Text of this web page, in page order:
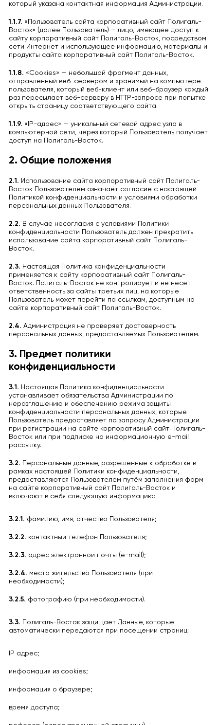
который указана контактная информация Администрации.
1.1.7. «Пользователь сайта корпоративный сайт Полигаль-
Восток» (далее Пользователь) – лицо, имеющее доступ к
сайту корпоративный сайт Полигаль-Восток, посредством
сети Интернет и использующее информацию, материалы и
продукты сайта корпоративный сайт Полигаль-Восток.
1.1.8. «Cookies» — небольшой фрагмент данных,
отправленный веб-сервером и хранимый на компьютере
пользователя, который веб-клиент или веб-браузер каждый
раз пересылает веб-серверу в HTTP-запросе при попытке
открыть страницу соответствующего сайта.
1.1.9. «IP-адрес» — уникальный сетевой адрес узла в
компьютерной сети, через который Пользователь получает
доступ на Полигаль-Восток.
2. Общие положения
2.1. Использование сайта корпоративный сайт Полигаль-
Восток Пользователем означает согласие с настоящей
Политикой конфиденциальности и условиями обработки
персональных данных Пользователя.
2.2. В случае несогласия с условиями Политики
конфиденциальности Пользователь должен прекратить
использование сайта корпоративный сайт Полигаль-
Восток.
2.3. Настоящая Политика конфиденциальности
применяется к сайту корпоративный сайт Полигаль-
Восток. Полигаль-Восток не контролирует и не несет
ответственность за сайты третьих лиц, на которые
Пользователь может перейти по ссылкам, доступным на
сайте корпоративный сайт Полигаль-Восток.
2.4. Администрация не проверяет достоверность
персональных данных, предоставляемых Пользователем.
3. Предмет политики
конфиденциальности
3.1. Настоящая Политика конфиденциальности
устанавливает обязательства Администрации по
неразглашению и обеспечению режима защиты
конфиденциальности персональных данных, которые
Пользователь предоставляет по запросу Администрации
при регистрации на сайте корпоративный сайт Полигаль-
Восток или при подписке на информационную e-mail
рассылку.
3.2. Персональные данные, разрешённые к обработке в
рамках настоящей Политики конфиденциальности,
предоставляются Пользователем путём заполнения форм
на сайте корпоративный сайт Полигаль-Восток и
включают в себя следующую информацию:
3.2.1. фамилию, имя, отчество Пользователя;
3.2.2. контактный телефон Пользователя;
3.2.3. адрес электронной почты (e-mail);
3.2.4. место жительство Пользователя (при
необходимости);
3.2.5. фотографию (при необходимости).
3.3. Полигаль-Восток защищает Данные, которые
автоматически передаются при посещении страниц:
IP адрес;
информация из cookies;
информация о браузере;
время доступа;